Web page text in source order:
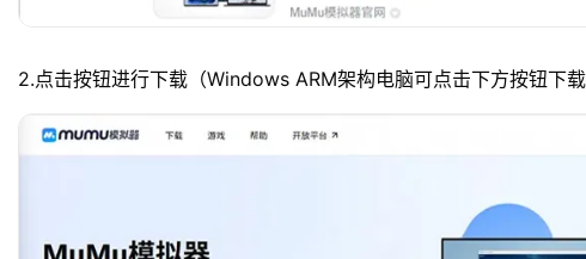
2.点击按钮进行下载（Windows ARM架构电脑可点击下方按钮下载